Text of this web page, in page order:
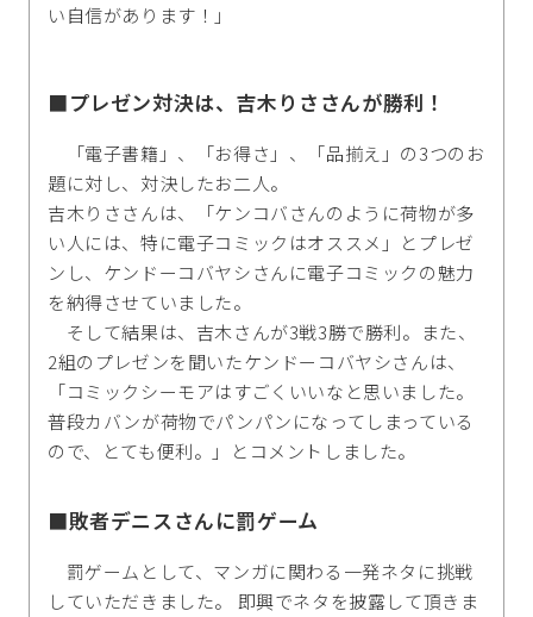
い自信があります！」
■プレゼン対決は、吉木りささんが勝利！
「電子書籍」、「お得さ」、「品揃え」の3つのお
題に対し、対決したお二人。
吉木りささんは、「ケンコバさんのように荷物が多
い人には、特に電子コミックはオススメ」とプレゼ
ンし、ケンドーコバヤシさんに電子コミックの魅力
を納得させていました。
そして結果は、吉木さんが3戦3勝で勝利。また、
2組のプレゼンを聞いたケンドーコバヤシさんは、
「コミックシーモアはすごくいいなと思いました。
普段カバンが荷物でパンパンになってしまっている
ので、とても便利。」とコメントしました。
■敗者デニスさんに罰ゲーム
罰ゲームとして、マンガに関わる一発ネタに挑戦
していただきました。 即興でネタを披露して頂きま